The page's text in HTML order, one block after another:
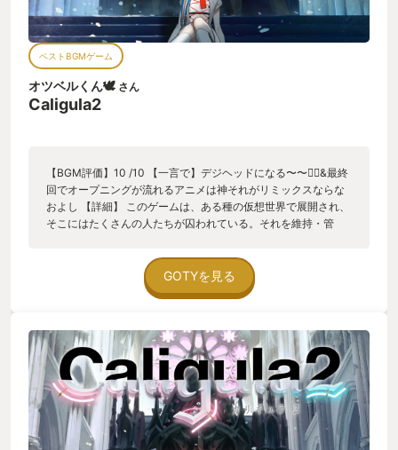
ベストBGMゲーム
オツベルくん🕊️ さん
Caligula2
【BGM評価】10 /10 【一言で】デジヘッドになる〜〜😵‍💫&最終
回でオープニングが流れるアニメは神それがリミックスならな
およし 【詳細】 このゲームは、ある種の仮想世界で展開され、
そこにはたくさんの人たちが囚われている。それを維持・管
ールの曲を作り、人々を夢中にさせることで、その体制を強固
なものとしている。主人公たちは、その仮想世界から脱出する
ために｢帰宅部｣を結成し、現実への帰還を試みるー このゲーム
と呼ばれる異形の怪物となり、主人公たちを襲い始める。 正直
に言えば、私はデジヘッドになりかけている。だってそうだろ
う。ダンジョン攻略中、ダンジョンでの戦闘中、ボス戦全てで
いい感じのボーカル曲が流れてきたら、いい加減脳内にこびり
つく。このゲームをプレイしていて困ったのが、ゲームをして
いない時でも、脳内にBGMがリフレインし始めたことだ。 ここ
ら辺詳しく記そう。このゲームは言ってしまえば、ダンジョン
GOTYを見る